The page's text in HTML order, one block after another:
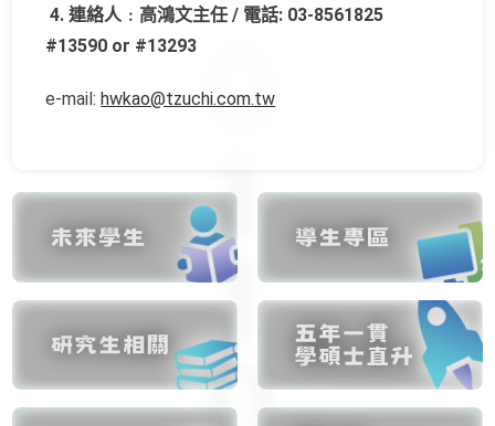
4. 連絡人﹕高鴻文主任 / 電話: 03-8561825
#13590 or #13293
e-mail: hwkao@tzuchi.com.tw